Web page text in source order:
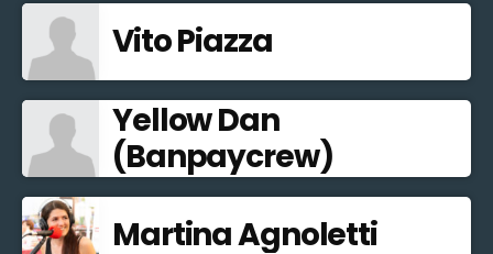
Vito Piazza
Yellow Dan
(Banpaycrew)
Martina Agnoletti